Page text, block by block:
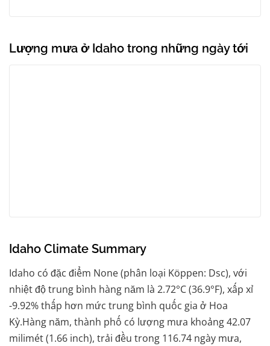
Lượng mưa ở Idaho trong những ngày tới
Idaho Climate Summary
Idaho có đặc điểm None (phân loại Köppen: Dsc), với
nhiệt độ trung bình hàng năm là 2.72°C (36.9°F), xấp xỉ
-9.92% thấp hơn mức trung bình quốc gia ở Hoa
Kỳ.Hàng năm, thành phố có lượng mưa khoảng 42.07
milimét (1.66 inch), trải đều trong 116.74 ngày mưa,